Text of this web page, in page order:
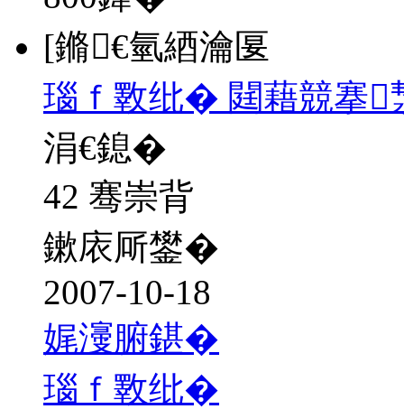
[鏅€氫綇瀹匽
瑙ｆ斁纰� 閮藉競搴
涓€鎴�
42 骞崇背
鏉庡厛鐢�
2007-10-18
娓濅腑鍖�
瑙ｆ斁纰�